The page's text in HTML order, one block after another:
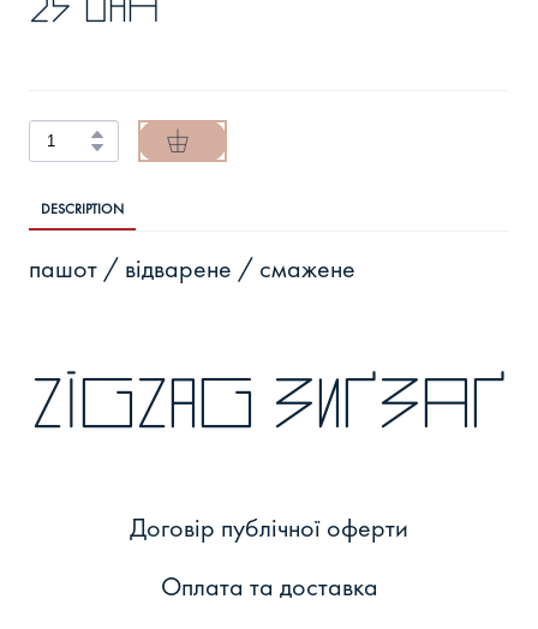
DESCRIPTION
пашот / відварене / смажене
zigzag зиґзаґ
Договір публічної оферти
Оплата та доставка